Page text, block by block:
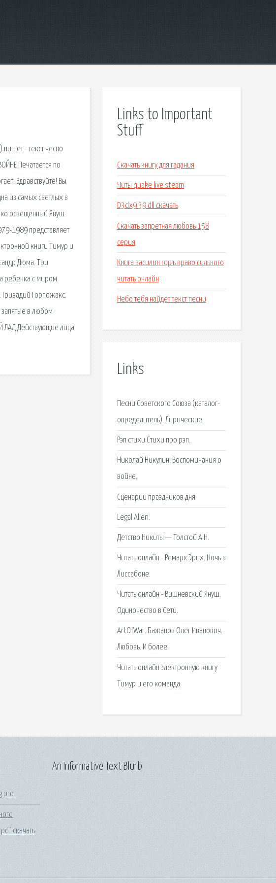
- текст чесно
Печатается по
Здравствуйте! Вы
из самых светлых в
освещенный Януш
1989 представляет
книги Тимур и
Дюма. Три
ребенка с миром
Горпожакс.
запятые в любом
ЛАД Действующие лица
Links to Important
Stuff
Скачать книгу для гадания
Читы quake live steam
D3dx9 39 dll скачать
Скачать запретная любовь 158
серия
Книга василия горъ право сильного
читать онлайн
Небо тебя найдет текст песни
Links
Песни Советского Союза (каталог-
определитель). Лирические.
Рэп стихи Стихи про рэп.
Николай Никулин. Воспоминания о
войне.
Сценарии праздников дня
Legal Alien.
Детство Никиты — Толстой А.Н.
Читать онлайн - Ремарк Эрих. Ночь в
Лиссабоне.
Читать онлайн - Вишневский Януш.
Одиночество в Сети.
ArtOfWar. Бажанов Олег Иванович.
Любовь. И более.
Читать онлайн электронную книгу
Тимур и его команда.
pro
скачать
An Informative Text Blurb